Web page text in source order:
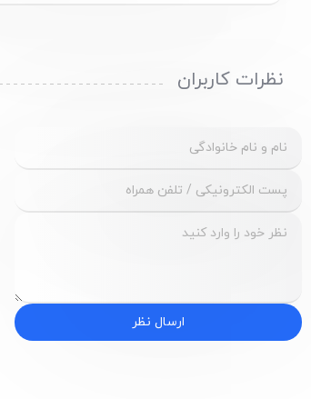
نظرات کاربران
ارسال نظر